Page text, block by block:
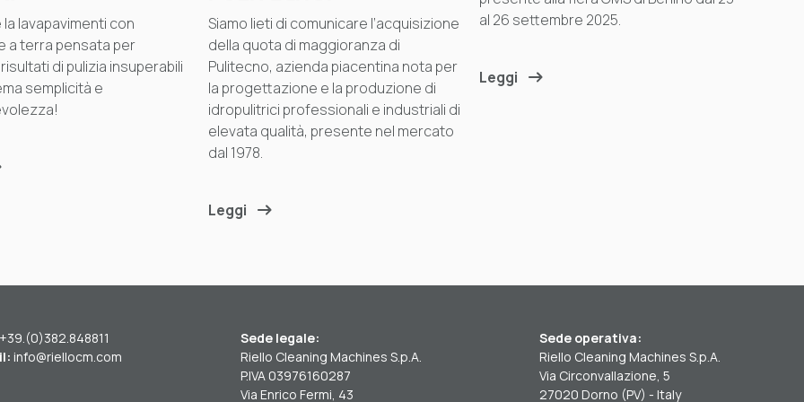
la lavapavimenti con
a terra pensata per
di pulizia insuperabili
semplicità e
Siamo lieti di comunicare l’acquisizione
della quota di maggioranza di
Pulitecno, azienda piacentina nota per
la progettazione e la produzione di
idropulitrici professionali e industriali di
elevata qualità, presente nel mercato
dal 1978.
Leggi
al 26 settembre 2025.
Leggi
+39.(0)382.848811
info@riellocm.com
Sede legale:
Riello Cleaning Machines S.p.A.
P.IVA 03976160287
Via Enrico Fermi, 43
Sede operativa:
Riello Cleaning Machines S.p.A.
Via Circonvallazione, 5
27020 Dorno (PV) - Italy